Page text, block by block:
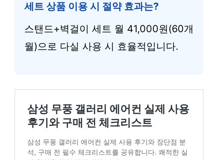
세트 상품 이용 시 절약 효과는?
스탠드+벽걸이 세트 월 41,000원(60개
월)으로 다실 사용 시 효율적입니다.